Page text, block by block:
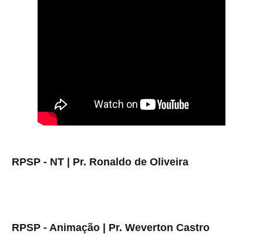
RPSP - NT | Pr. Ronaldo de Oliveira
RPSP - Animação | Pr. Weverton Castro